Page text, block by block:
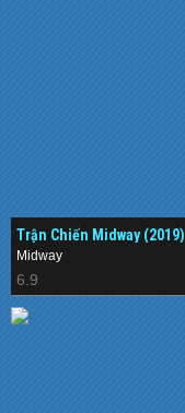
Trận Chiến Midway (2019)
Midway
6.9